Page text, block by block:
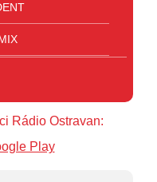
Rádio Ostravan: